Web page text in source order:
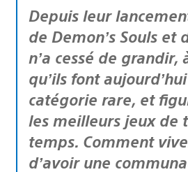
Depuis leur lancement, la stature
de Demon’s Souls et
n’a cessé de grandir,
qu’ils font
catégorie rare, et
les meilleurs jeux de
temps. Comment
d’avoir une